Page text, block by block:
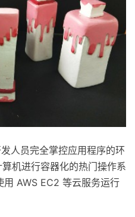
人员完全掌控应用程序的环
机进行容器化的热门操作系
AWS EC2 等云服务运行